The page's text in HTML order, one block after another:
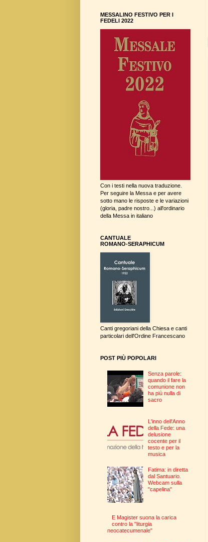
MESSALINO FESTIVO PER I
FEDELI 2022
Con i testi nella nuova traduzione.
Per seguire la Messa e per avere
sotto mano le risposte e le variazioni
(gloria, padre nostro...) all'ordinario
della Messa in italiano
CANTUALE
ROMANO-SERAPHICUM
Canti gregoriani della Chiesa e canti
particolari dell'Ordine Francescano
POST PIÙ POPOLARI
Senza parole:
quando il fare la
comunione non
ha più nulla di
sacro
L'inno dell'Anno
della Fede: una
delusione
cocente per il
testo e per la
musica
Fatima: in diretta
dal Santuario.
Webcam sulla
"capelina"
E Magister suona la carica
contro la "liturgia
neocatecumenale"